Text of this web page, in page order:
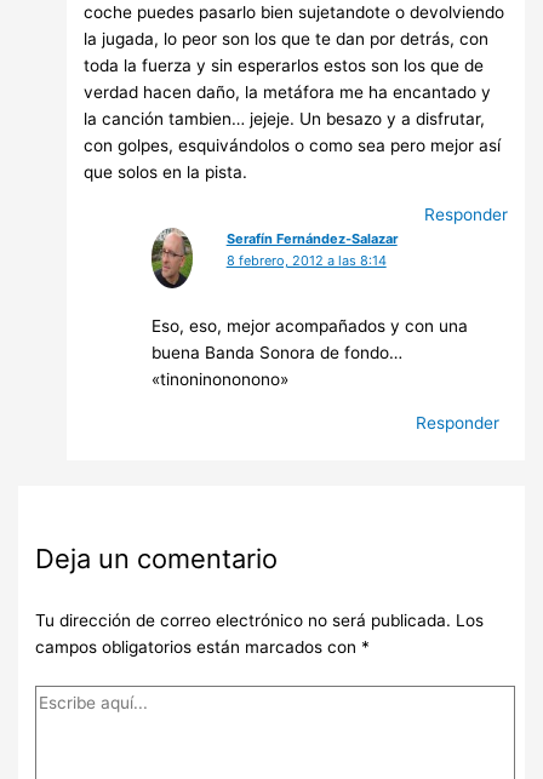
coche puedes pasarlo bien sujetandote o devolviendo
la jugada, lo peor son los que te dan por detrás, con
toda la fuerza y sin esperarlos estos son los que de
verdad hacen daño, la metáfora me ha encantado y
la canción tambien… jejeje. Un besazo y a disfrutar,
con golpes, esquivándolos o como sea pero mejor así
que solos en la pista.
Responder
Serafín Fernández-Salazar
8 febrero, 2012 a las 8:14
Eso, eso, mejor acompañados y con una
buena Banda Sonora de fondo…
«tinoninononono»
Responder
Deja un comentario
Tu dirección de correo electrónico no será publicada. Los
campos obligatorios están marcados con *
Escribe